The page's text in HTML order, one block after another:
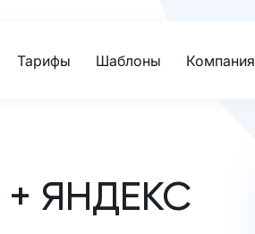
Тарифы Шаблоны Компания
+ ЯНДЕКС